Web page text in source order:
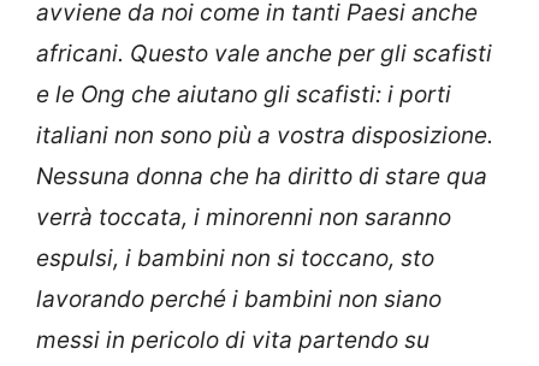
avviene da noi come in tanti Paesi anche
africani. Questo vale anche per gli scafisti
e le Ong che aiutano gli scafisti: i porti
italiani non sono più a vostra disposizione.
Nessuna donna che ha diritto di stare qua
verrà toccata, i minorenni non saranno
espulsi, i bambini non si toccano, sto
lavorando perché i bambini non siano
messi in pericolo di vita partendo su